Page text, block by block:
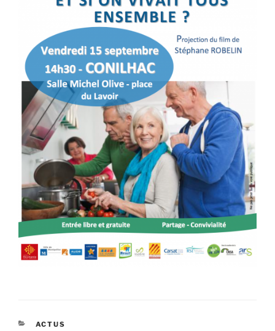
CATÉGORIES
ACTUS